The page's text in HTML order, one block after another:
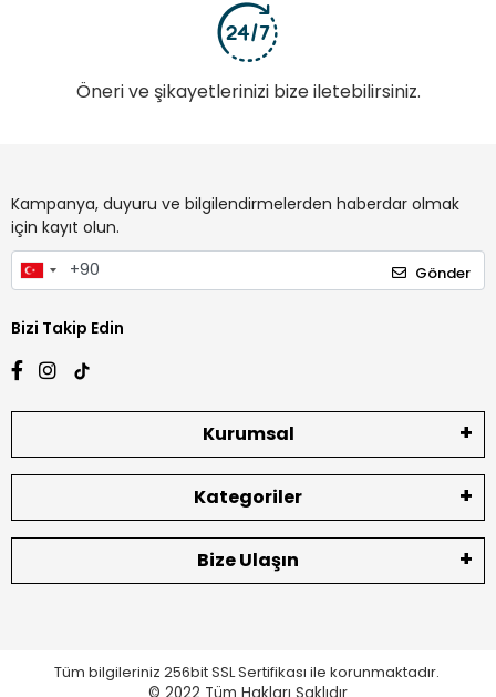
Öneri ve şikayetlerinizi bize iletebilirsiniz.
Kampanya, duyuru ve bilgilendirmelerden haberdar olmak
için kayıt olun.
Gönder
Bizi Takip Edin
Kurumsal
Kategoriler
Bize Ulaşın
Tüm bilgileriniz 256bit SSL Sertifikası ile korunmaktadır.
© 2022 Tüm Hakları Saklıdır